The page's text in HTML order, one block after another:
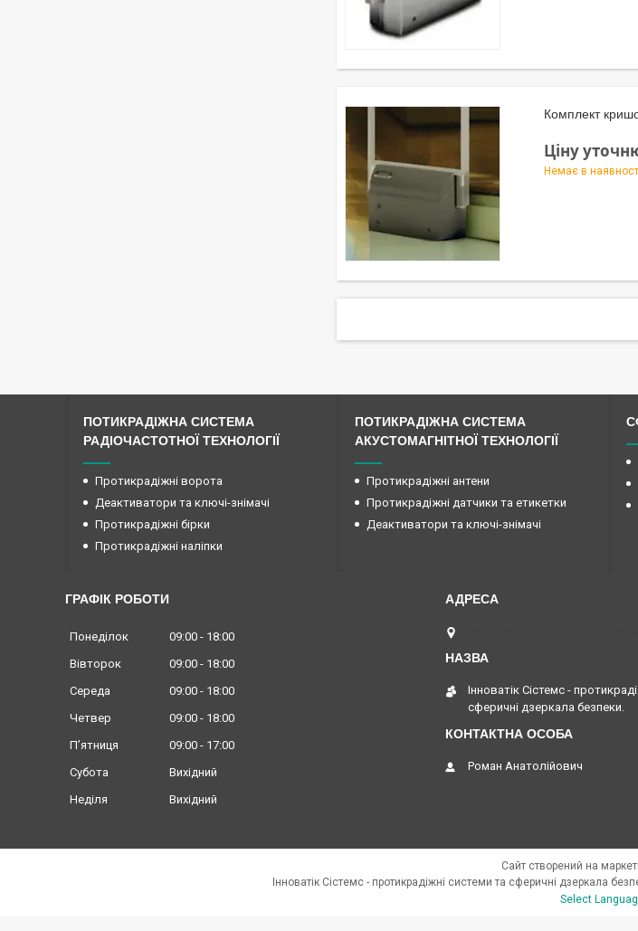
Комплект
Ціну
Немає в
ПОТИКРАДІЖНА СИСТЕМА
РАДІОЧАСТОТНОЇ ТЕХНОЛОГІЇ
Протикрадіжні ворота
Деактиватори та ключі-знімачі
Протикрадіжні бірки
Протикрадіжні наліпки
ПОТИКРАДІЖНА СИСТЕМА
АКУСТОМАГНІТНОЇ ТЕХНОЛОГІЇ
Протикрадіжні антени
Протикрадіжні датчики та етикетки
Деактиватори та ключі-знімачі
ГРАФІК РОБОТИ
Понеділок 09:00
18:00
Вівторок
09:00
18:00
Середа
09:00
18:00
Четвер
09:00
18:00
Пʼятниця
09:00
17:00
Субота
Вихідний
Неділя
Вихідний
Інноватік Сістемс -
сферичні дзеркала безпеки.
Роман Анатолійович
Сайт створений на
Select